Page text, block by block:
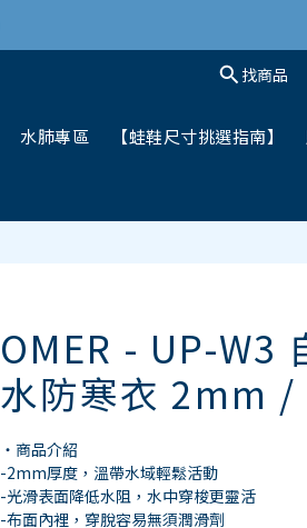
找商品
水肺專區 【蛙鞋尺寸挑選指南】
OMER - UP-W3
水防寒衣 2mm /
・商品介紹
-2mm厚度，溫帶水域輕鬆活動
-光滑表面降低水阻，水中穿梭更靈活
-布面內裡，穿脫容易無須潤滑劑